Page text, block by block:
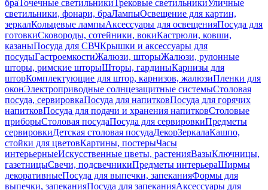
браТочечные светильникиТрековые светильникиУличные
светильники, фонари, браЛампыОсвещение для картин,
зеркалКольцевые лампыАксессуары для освещенияПосуда для
готовкиСковороды, сотейники, вокиКастрюли, ковши,
казаныПосуда для СВЧКрышки и аксессуары для
посудыГастроемкостиЖалюзи, шторыЖалюзи, рулонные
шторы, римские шторыШторы, гардиныКарнизы для
шторКомплектующие для штор, карнизов, жалюзиПленки для
оконЭлектроприводные солнцезащитные системыСтоловая
посуда, сервировкаПосуда для напитковПосуда для горячих
напитковПосуда для подачи и хранения напитковСтоловые
приборыСтоловая посудаПосуда для сервировкиПредметы
сервировкиДетская столовая посудаДекорЗеркалаКашпо,
стойки для цветовКартины, постерыЧасы
интерьерныеИскусственные цветы, растенияВазыКлючницы,
газетницыСвечи, подсвечникиПредметы интерьераШирмы
декоративныеПосуда для выпечки, запеканияФормы для
выпечки, запеканияПосуда для запеканияАксессуары для